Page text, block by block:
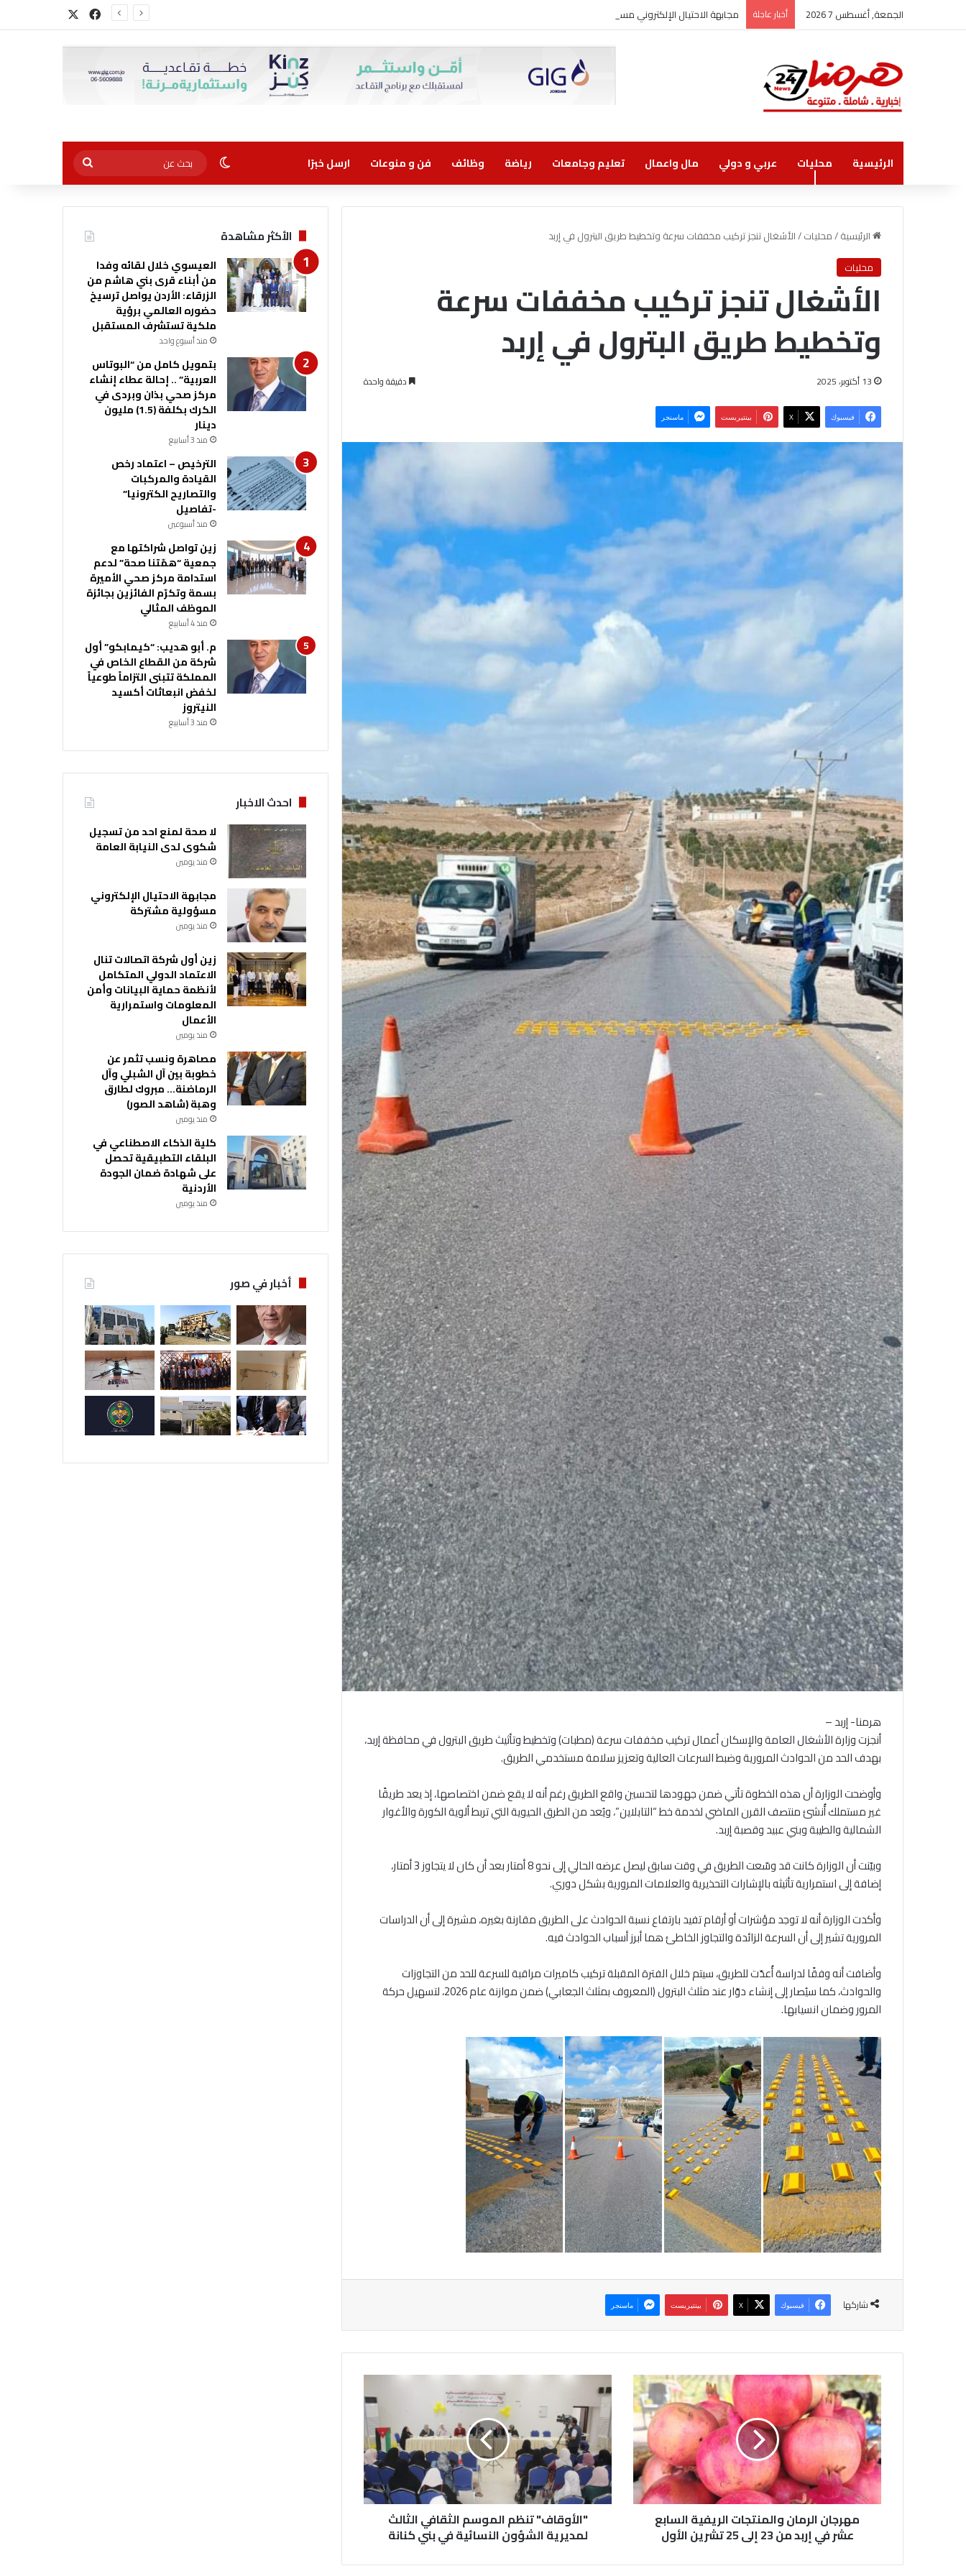
الجمعة, أغسطس 7 2026 أخبار عاجلة مجابهة الاحتيال الإلكتروني مسؤولية مشتركة فيسبوك
الرئيسية محليات عربي و دولي مال واعمال تعليم وجامعات رياضة وظائف فن و منوعات ارسل خبرًا الوضع المظلم
بحث
عن
الرئيسية/محليات/الأشغال تنجز تركيب مخففات سرعة وتخطيط طريق البترول في إربد
محليات
الأشغال تنجز تركيب مخففات سرعة
وتخطيط طريق البترول في إربد
13 أكتوبر، 2025 دقيقة واحدة
فيسبوك ‫X بينتيريست ماسنجر
هرمنا- إربد –
أنجزت وزارة الأشغال العامة والإسكان أعمال تركيب مخففات سرعة (مطبات) وتخطيط وتأثيث طريق البترول في محافظة إربد،
بهدف الحد من الحوادث المرورية وضبط السرعات العالية وتعزيز سلامة مستخدمي الطريق.
وأوضحت الوزارة أن هذه الخطوة تأتي ضمن جهودها لتحسين واقع الطريق رغم أنه لا يقع ضمن اختصاصها، إذ يعد طريقًا
غير مستملك أُنشئ منتصف القرن الماضي لخدمة خط “التابلاين”، ويُعد من الطرق الحيوية التي تربط ألوية الكورة والأغوار
الشمالية والطيبة وبني عبيد وقصبة إربد.
وبيّنت أن الوزارة كانت قد وسّعت الطريق في وقت سابق ليصل عرضه الحالي إلى نحو 8 أمتار بعد أن كان لا يتجاوز 3 أمتار،
إضافة إلى استمرارية تأثيثه بالإشارات التحذيرية والعلامات المرورية بشكل دوري.
وأكدت الوزارة أنه لا توجد مؤشرات أو أرقام تفيد بارتفاع نسبة الحوادث على الطريق مقارنة بغيره، مشيرة إلى أن الدراسات
المرورية تشير إلى أن السرعة الزائدة والتجاوز الخاطئ هما أبرز أسباب الحوادث فيه.
وأضافت أنه وفقًا لدراسة أُعدّت للطريق، سيتم خلال الفترة المقبلة تركيب كاميرات مراقبة للسرعة للحد من التجاوزات
والحوادث، كما سيُصار إلى إنشاء دوّار عند مثلث البترول (المعروف بمثلث الجعابي) ضمن موازنة عام 2026، لتسهيل حركة
المرور وضمان انسيابها.
شاركها فيسبوك ‫X بينتيريست ماسنجر
م
ه
ر
ج
ا
ن
ا
ل
ر
و
مهرجان الرمان والمنتجات الريفية السابع
عشر في إربد من 23 إلى 25 تشرين الأول
ا
ل
أ
و
ق
ا
ف
"
م
"الأوقاف" تنظم الموسم الثقافي الثالث
لمديرية الشؤون النسائية في بني كنانة
الأكثر مشاهدة
العيسوي خلال لقائه وفدا
من أبناء قرى بني هاشم من
الزرقاء: الأردن يواصل ترسيخ
حضوره العالمي برؤية
ملكية تستشرف المستقبل
منذ أسبوع واحد
بتمويل كامل من “البوتاس
العربية” .. إحالة عطاء إنشاء
مركز صحي بذان وبردى في
الكرك بكلفة (1.5) مليون
دينار
منذ 3 أسابيع
الترخيص – اعتماد رخص
القيادة والمركبات
والتصاريح الكترونيا”
-تفاصيل
منذ أسبوعين
زين تواصل شراكتها مع
جمعية “همّتنا صحة” لدعم
استدامة مركز صحي الأميرة
بسمة وتكرّم الفائزين بجائزة
الموظف المثالي
منذ 4 أسابيع
م. أبو هديب: “كيمابكو” أول
شركة من القطاع الخاص في
المملكة تتبنى التزاماً طوعياً
لخفض انبعاثات أكسيد
النيتروز
منذ 3 أسابيع
احدث الاخبار
لا صحة لمنع احد من تسجيل
شكوى لدى النيابة العامة
منذ يومين
مجابهة الاحتيال الإلكتروني
مسؤولية مشتركة
منذ يومين
زين أول شركة اتصالات تنال
الاعتماد الدولي المتكامل
لأنظمة حماية البيانات وأمن
المعلومات واستمرارية
الأعمال
منذ يومين
مصاهرة ونسب تثمر عن
خطوبة بين آل الشبلي وآل
الرماضنة… مبروك لطارق
وهبة (شاهد الصور)
منذ يومين
كلية الذكاء الاصطناعي في
البلقاء التطبيقية تحصل
على شهادة ضمان الجودة
الأردنية
منذ يومين
أخبار في صور